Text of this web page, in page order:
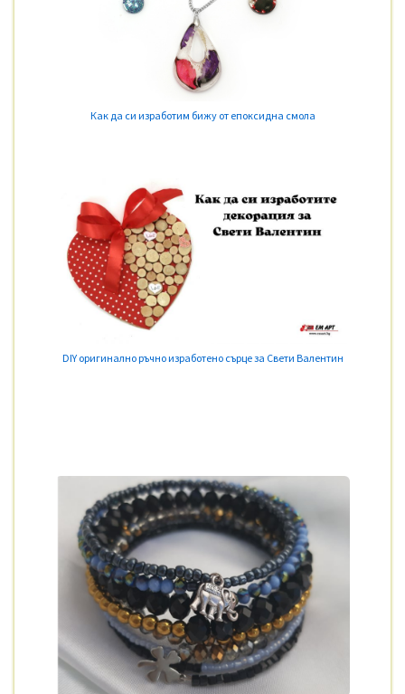
Как да си изработим бижу от епоксидна смола
DIY оригинално ръчно изработено сърце за Свети Валентин